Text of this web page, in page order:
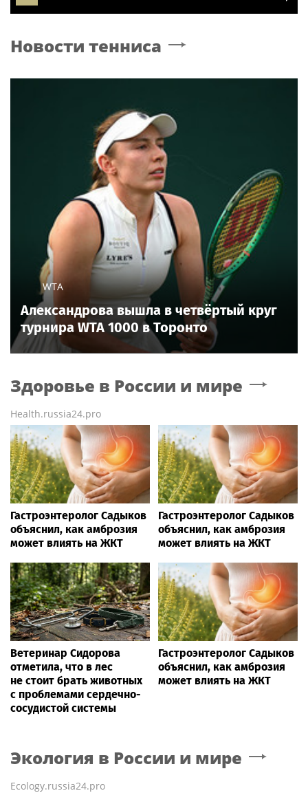
Новости тенниса
WTA
Александрова вышла в четвёртый круг
турнира WTA 1000 в Торонто
Здоровье в России и мире
Health.russia24.pro
Гастроэнтеролог Садыков
объяснил, как амброзия
может влиять на ЖКТ
Гастроэнтеролог Садыков
объяснил, как амброзия
может влиять на ЖКТ
Ветеринар Сидорова
отметила, что в лес
не стоит брать животных
с проблемами сердечно-
сосудистой системы
Гастроэнтеролог Садыков
объяснил, как амброзия
может влиять на ЖКТ
Экология в России и мире
Ecology.russia24.pro